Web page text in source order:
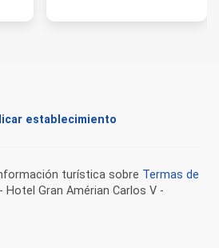
establecimiento
turística sobre Termas de
Hotel Gran Amérian Carlos V -